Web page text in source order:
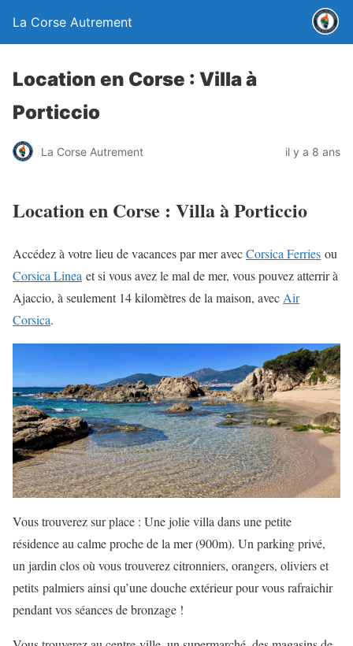
La Corse Autrement
Location en Corse : Villa à
Porticcio
La Corse Autrement il y a 8 ans
Location en Corse : Villa à Porticcio
Accédez à votre lieu de vacances par mer avecCorsica Ferries ou
Corsica Linea et si vous avez le mal de mer, vous pouvez atterrir à
Ajaccio, à seulement 14 kilomètres de la maison, avec Air
Corsica.
Vous trouverez sur place : Une jolie villa dans une petite
résidence au calme proche de la mer (900m). Un parking privé,
un jardin clos où vous trouverez citronniers, orangers, oliviers et
petits palmiers ainsi qu’une douche extérieur pour vous rafraichir
pendant vos séances de bronzage !